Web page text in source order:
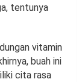
tentunya
vitamin
buah ini
cita rasa